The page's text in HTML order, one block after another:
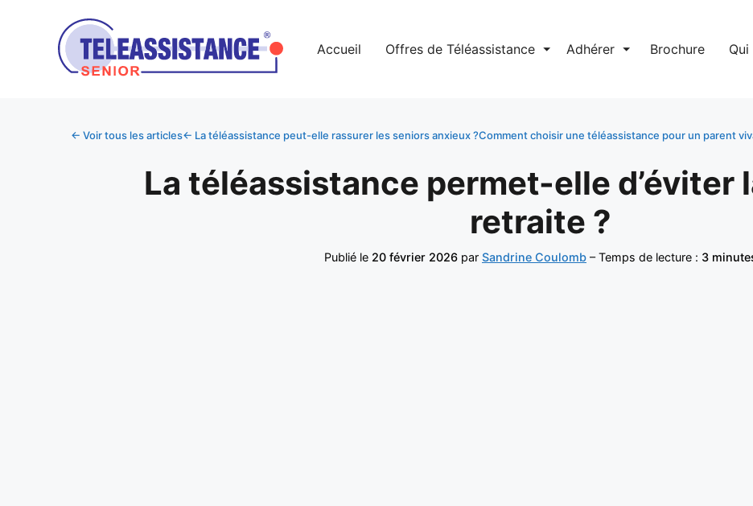
Accueil Offres de Téléassistance ⏷ Adhérer ⏷ Brochure
← Voir tous les articles← La téléassistance peut-elle rassurer les seniors anxieux ?Comment choisir une téléassistance pour un parent
La téléassistance permet-elle d’éviter
retraite ?
Publié le 20 février 2026 par Sandrine Coulomb – Temps de lecture : 3